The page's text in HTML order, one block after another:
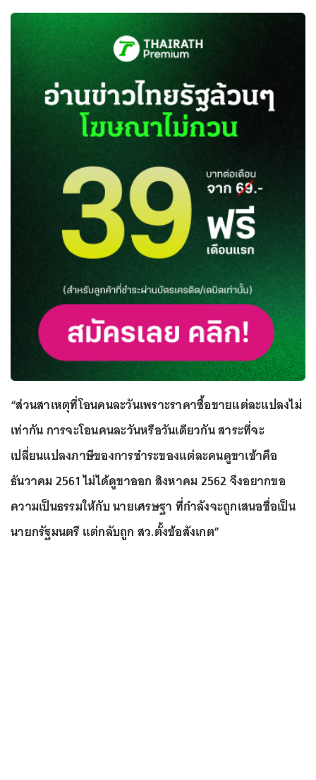
“ส่วนสาเหตุที่โอนคนละวันเพราะราคาซื้อขายแต่ละแปลงไม่
เท่ากัน การจะโอนคนละวันหรือวันเดียวกัน สาระที่จะ
เปลี่ยนแปลงภาษีของการชำระของแต่ละคนดูขาเข้าคือ
ธันวาคม 2561 ไม่ได้ดูขาออก สิงหาคม 2562 จึงอยากขอ
ความเป็นธรรมให้กับ นายเศรษฐา ที่กำลังจะถูกเสนอชื่อเป็น
นายกรัฐมนตรี แต่กลับถูก สว.ตั้งข้อสังเกต”